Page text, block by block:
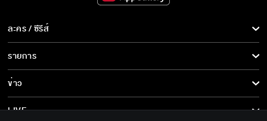
เมื่อรับรักเข้ามาในใจ ดอกไผ่จะช่วยเจ้าไม่ได้แล้ว
จิตใจชั่วช้าอำมหิต ฆ่าได้แม้กระทั่งน้องสาว
ละคร / ซีรีส์
ละคร/ซีรีส์
ซีรีส์นานาชาติ
การ์ตูน & เกม
รายการ
รายการทั้งหมด
ข่าว
ข่าวทั้งหมด
LIVE